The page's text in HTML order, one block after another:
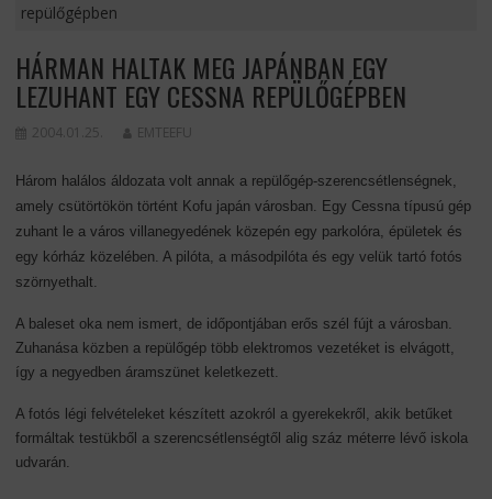
repülőgépben
HÁRMAN HALTAK MEG JAPÁNBAN EGY
LEZUHANT EGY CESSNA REPÜLŐGÉPBEN
2004.01.25. EMTEEFU
Három halálos áldozata volt annak a repülőgép-szerencsétlenségnek,
amely csütörtökön történt Kofu japán városban. Egy Cessna típusú gép
zuhant le a város villanegyedének közepén egy parkolóra, épületek és
egy kórház közelében. A pilóta, a másodpilóta és egy velük tartó fotós
szörnyethalt.
A baleset oka nem ismert, de időpontjában erős szél fújt a városban.
Zuhanása közben a repülőgép több elektromos vezetéket is elvágott,
így a negyedben áramszünet keletkezett.
A fotós légi felvételeket készített azokról a gyerekekről, akik betűket
formáltak testükből a szerencsétlenségtől alig száz méterre lévő iskola
udvarán.